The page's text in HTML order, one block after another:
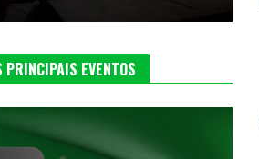
PRINCIPAIS EVENTOS